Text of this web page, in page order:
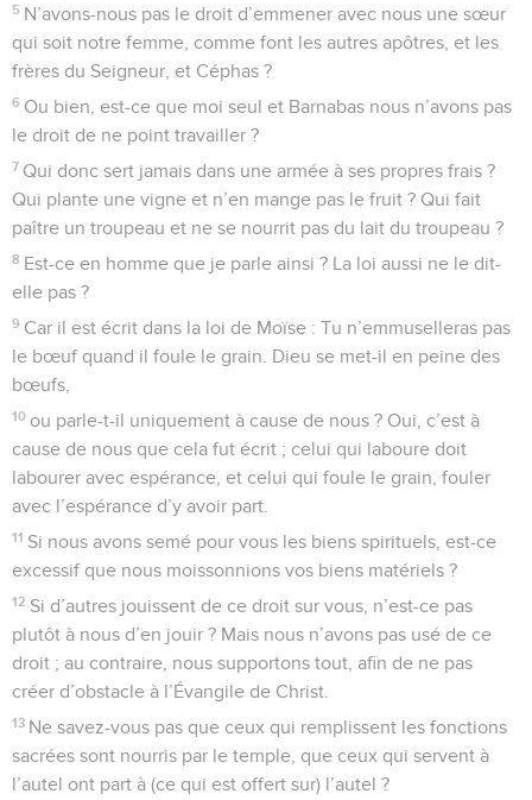
5 N’avons-nous pas le droit d’emmener avec nous une sœur
qui soit notre femme, comme font les autres apôtres, et les
frères du Seigneur, et Céphas ?
6 Ou bien, est-ce que moi seul et Barnabas nous n’avons pas
le droit de ne point travailler ?
7 Qui donc sert jamais dans une armée à ses propres frais ?
Qui plante une vigne et n’en mange pas le fruit ? Qui fait
paître un troupeau et ne se nourrit pas du lait du troupeau ?
8 Est-ce en homme que je parle ainsi ? La loi aussi ne le dit-
elle pas ?
9 Car il est écrit dans la loi de Moïse : Tu n’emmuselleras pas
le bœuf quand il foule le grain. Dieu se met-il en peine des
bœufs,
10 ou parle-t-il uniquement à cause de nous ? Oui, c’est à
cause de nous que cela fut écrit ; celui qui laboure doit
labourer avec espérance, et celui qui foule le grain, fouler
avec l’espérance d’y avoir part.
11 Si nous avons semé pour vous les biens spirituels, est-ce
excessif que nous moissonnions vos biens matériels ?
12 Si d’autres jouissent de ce droit sur vous, n’est-ce pas
plutôt à nous d’en jouir ? Mais nous n’avons pas usé de ce
droit ; au contraire, nous supportons tout, afin de ne pas
créer d’obstacle à l’Évangile de Christ.
13 Ne savez-vous pas que ceux qui remplissent les fonctions
sacrées sont nourris par le temple, que ceux qui servent à
l’autel ont part à (ce qui est offert sur) l’autel ?